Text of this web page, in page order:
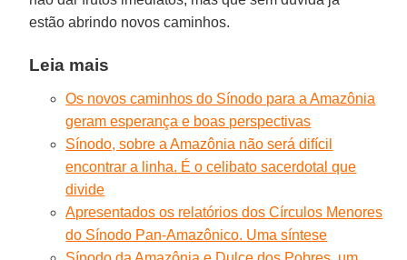
estão abrindo novos caminhos.
Leia mais
Os novos caminhos do Sínodo para a Amazônia
geram esperança e boas perspectivas
Sínodo, sobre a Amazônia não será difícil
encontrar a linha. É o celibato sacerdotal que
divide
Apresentados os relatórios dos Círculos Menores
do Sínodo Pan-Amazônico. Uma síntese